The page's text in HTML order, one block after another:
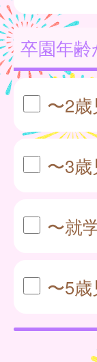
卒園年
〜2歳
〜3歳
〜就
〜5歳